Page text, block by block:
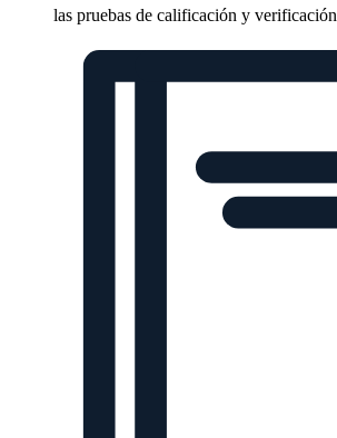
las pruebas de calificación y verificación